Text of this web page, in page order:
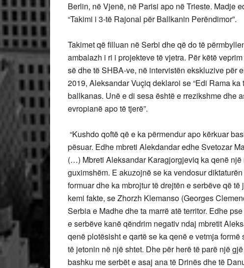
Berlin, në Vjenë, në Parisi apo në Trieste. Madje
“Takimi i 3-të Rajonal për Ballkanin Perëndimor”.
Takimet që filluan në Serbi dhe që do të
ambalazh i ri i projekteve të vjetra. Për këtë
së dhe të SHBA-ve, në intervistën ekskluzive për
2019, Aleksandar Vuçiq deklaroi se “Edi Rama
ballkanas. Unë e di sesa është e rrezikshme dhe
evropianë apo të tjerë”.
“Kushdo qoftë që e ka përmendur apo kërkuar
pësuar. Edhe mbreti Alekdandar edhe Svetozar
(…) Mbreti Aleksandar Karagjorgjeviq ka qenë
guximshëm. E akuzojnë se ka vendosur
formuar dhe ka mbrojtur të drejtën e serbëve që
kemi fakte, se Zhorzh Klemanso (Georges
Serbia e Madhe dhe ta marrë atë territor. Edhe
e serbëve kanë qëndrim negativ ndaj mbretit
qenë plotësisht e qartë se ka qenë e vetmja
të jetonin në një shtet. Dhe për herë të parë një
bashku me serbët e asaj ana të Drinës dhe të